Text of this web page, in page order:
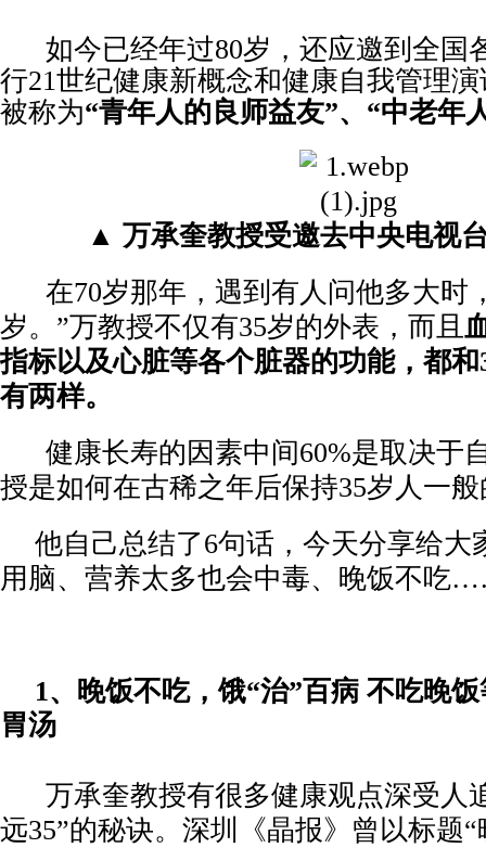
如今已经年过80岁，还应邀到全国
行21世纪健康新概念和健康自我管理
被称为“青年人的良师益友”、“中老年
▲ 万承奎教授受邀去中央电视
在70岁那年，遇到有人问他多大时
岁。”万教授不仅有35岁的外表，而且
指标以及心脏等各个脏器的功能，都和
有两样。
健康长寿的因素中间60%是取决于
授是如何在古稀之年后保持35岁人一
他自己总结了6句话，今天分享给大
用脑、营养太多也会中毒、晚饭不吃
1、 晚饭不吃，饿“治”百病 不吃晚
胃汤
万承奎教授有很多健康观点深受人
远35”的秘诀。深圳《晶报》曾以标题